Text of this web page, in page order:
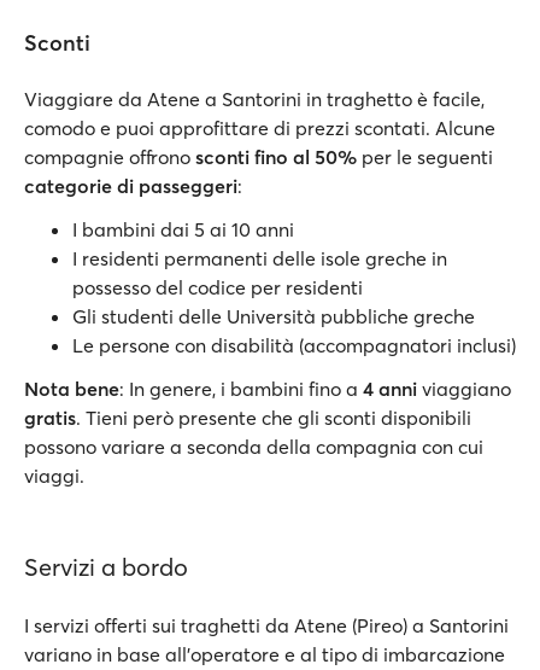
Sconti
Viaggiare da Atene a Santorini in traghetto è facile,
comodo e puoi approfittare di prezzi scontati. Alcune
compagnie offrono sconti fino al 50% per le seguenti
categorie di passeggeri:
I bambini dai 5 ai 10 anni
I residenti permanenti delle isole greche in
possesso del codice per residenti
Gli studenti delle Università pubbliche greche
Le persone con disabilità (accompagnatori inclusi)
Nota bene: In genere, i bambini fino a 4 anni viaggiano
gratis. Tieni però presente che gli sconti disponibili
possono variare a seconda della compagnia con cui
viaggi.
Servizi a bordo
I servizi offerti sui traghetti da Atene (Pireo) a Santorini
variano in base all'operatore e al tipo di imbarcazione